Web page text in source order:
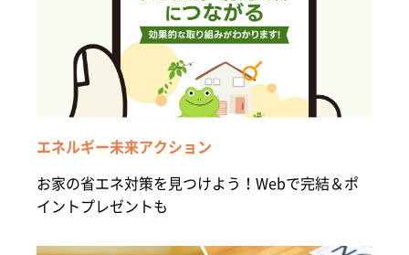
エネルギー未来アクション
お家の省エネ対策を見つけよう！Webで完結＆ポ
イントプレゼントも